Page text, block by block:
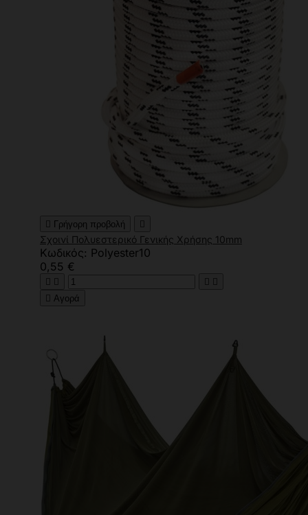
 Γρήγορη προβολή 
Σχοινί Πολυεστερικό Γενικής Χρήσης 10mm
Κωδικός: Polyester10
0,55 €
   
 Αγορά